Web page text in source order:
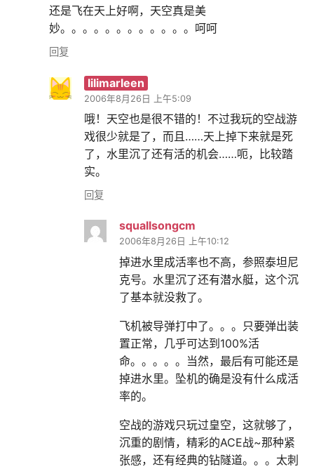
还是飞在天上好啊，天空真是美
妙。。。。。。。。。。。。呵呵
回复
lilimarleen
2006年8月26日 上午5:09
哦！天空也是很不错的！不过我玩的空战游
戏很少就是了，而且……天上掉下来就是死
了，水里沉了还有活的机会……呃，比较踏
实。
回复
squallsongcm
2006年8月26日 上午10:12
掉进水里成活率也不高，参照泰坦尼
克号。水里沉了还有潜水艇，这个沉
了基本就没救了。
飞机被导弹打中了。。。只要弹出装
置正常，几乎可达到100%活
命。。。。。当然，最后有可能还是
掉进水里。坠机的确是没有什么成活
率的。
空战的游戏只玩过皇空，这就够了，
沉重的剧情，精彩的ACE战~那种紧
张感，还有经典的钻隧道。。。太刺